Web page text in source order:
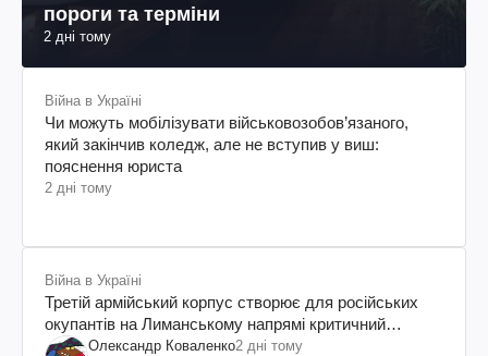
пороги та терміни
2 дні тому
Війна в Україні
Чи можуть мобілізувати військовозобов’язаного,
який закінчив коледж, але не вступив у виш:
пояснення юриста
2 дні тому
Війна в Україні
Третій армійський корпус створює для російських
окупантів на Лиманському напрямі критичний
дискомфорт: як це вдалося
Олександр Коваленко2 дні тому